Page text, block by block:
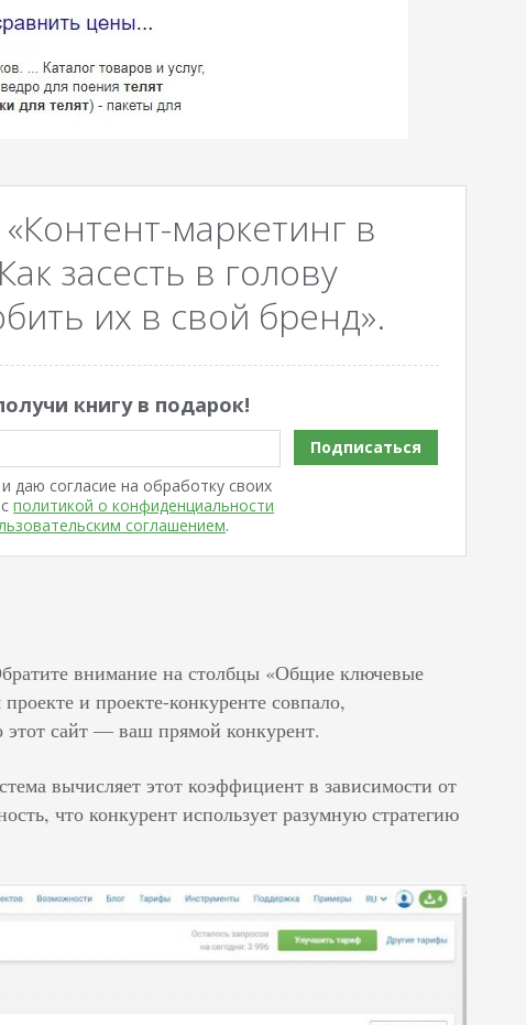
маркетинг в
засесть в голову
их в свой бренд».
книгу в подарок!
даю согласие на обработку своих
сполитикой о конфиденциальности
соглашением.
Подписаться
внимание на столбцы «Общие ключевые
и проекте-конкуренте совпало,
этот сайт — ваш прямой конкурент.
вычисляет этот коэффициент в зависимости от
что конкурент использует разумную стратегию